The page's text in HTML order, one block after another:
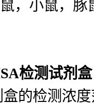
定分析检测
，小鼠，